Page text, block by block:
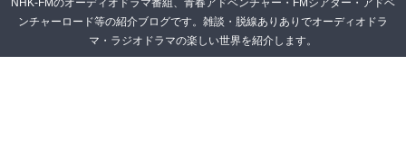
NHK-FMのオーディオドラマ番組、青春アドベンチャー・FMシアター・アドベ
ンチャーロード等の紹介ブログです。雑談・脱線ありありでオーディオドラ
マ・ラジオドラマの楽しい世界を紹介します。